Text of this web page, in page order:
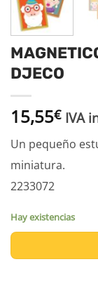
DJECO
15,55€ IVA
Un pequeño
miniatura.
2233072
Hay existencias